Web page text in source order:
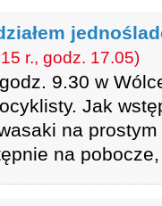
r., godz. 17.05)
9.30 w
Jak
na
na